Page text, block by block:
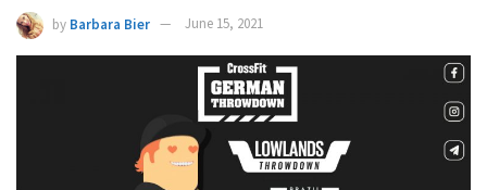
by Barbara Bier June 15, 2021